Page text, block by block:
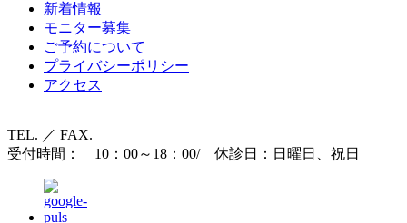
新着情報
モニター募集
ご予約について
プライバシーポリシー
アクセス
TEL. ／ FAX.
受付時間： 10：00～18：00/ 休診日：日曜日、祝日